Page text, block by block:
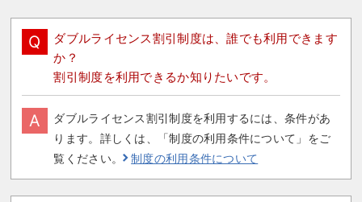
Q
ダブルライセンス割引制度は、誰でも利用できます
か？
割引制度を利用できるか知りたいです。
A
ダブルライセンス割引制度を利用するには、条件があ
ります。詳しくは、「制度の利用条件について」をご
覧ください。 制度の利用条件について